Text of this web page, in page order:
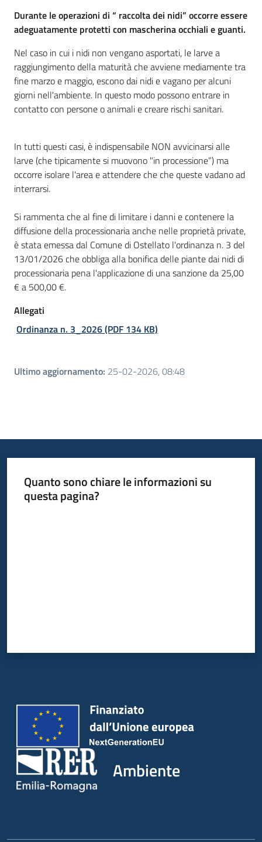
Durante le operazioni di “ raccolta dei nidi” occorre essere
adeguatamente protetti con mascherina occhiali e guanti.
Nel caso in cui i nidi non vengano asportati, le larve a
raggiungimento della maturità che avviene mediamente tra
fine marzo e maggio, escono dai nidi e vagano per alcuni
giorni nell'ambiente. In questo modo possono entrare in
contatto con persone o animali e creare rischi sanitari.
In tutti questi casi, è indispensabile NON avvicinarsi alle
larve (che tipicamente si muovono "in processione”) ma
occorre isolare l'area e attendere che che queste vadano ad
interrarsi.
Si rammenta che al fine di limitare i danni e contenere la
diffusione della processionaria anche nelle proprietà private,
è stata emessa dal Comune di Ostellato l'ordinanza n. 3 del
13/01/2026 che obbliga alla bonifica delle piante dai nidi di
processionaria pena l'applicazione di una sanzione da 25,00
€ a 500,00 €.
Allegati
Ordinanza n. 3_2026 (PDF 134 KB)
Ultimo aggiornamento: 25-02-2026, 08:48
Quanto sono chiare le informazioni su
questa pagina?
Ambiente